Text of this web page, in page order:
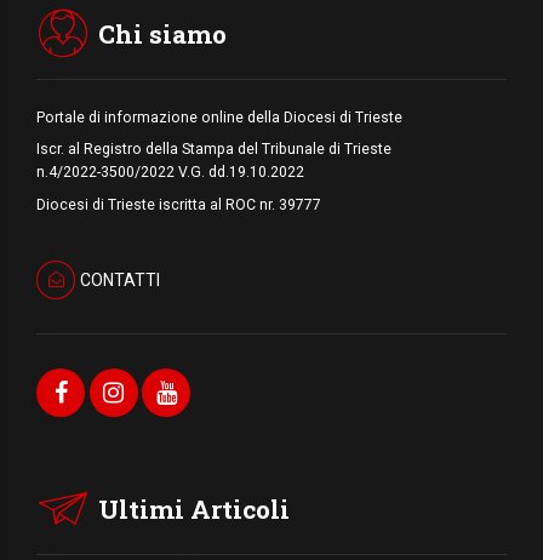
Chi siamo
Portale di informazione online della Diocesi di Trieste
Iscr. al Registro della Stampa del Tribunale di Trieste
n.4/2022-3500/2022 V.G. dd.19.10.2022
Diocesi di Trieste iscritta al ROC nr. 39777
CONTATTI
Ultimi Articoli